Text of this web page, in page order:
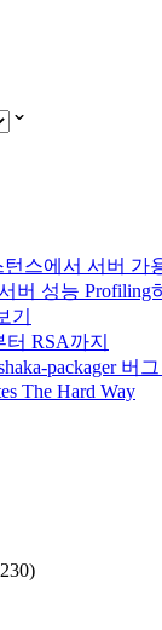
턴스에서 서버 가
버 성능 Profiling
기
RSA까지
packager 버
The Hard Way